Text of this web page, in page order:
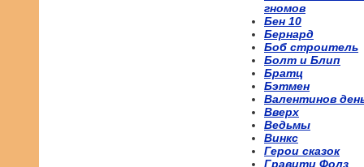
гномов
Бен 10
Бернард
Боб строитель
Болт и Блип
Братц
Бэтмен
Валентинов
Вверх
Ведьмы
Винкс
Герои сказок
Гравити Фолз